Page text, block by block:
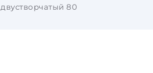
двустворчатый 80